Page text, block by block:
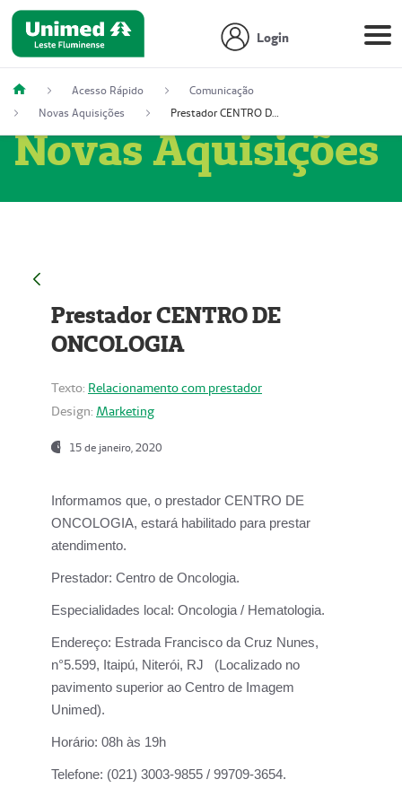
Login
Acesso Rápido
Comunicação
Novas Aquisições
Prestador CENTRO DE ONCOLOGIA
Novas Aquisições
Prestador CENTRO DE
ONCOLOGIA
Texto: Relacionamento com prestador
Design: Marketing
15 de janeiro, 2020
Informamos que, o prestador CENTRO DE
ONCOLOGIA, estará habilitado para prestar
atendimento.
Prestador: Centro de Oncologia.
Especialidades local: Oncologia / Hematologia.
Endereço: Estrada Francisco da Cruz Nunes,
n°5.599, Itaipú, Niterói, RJ (Localizado no
pavimento superior ao Centro de Imagem
Unimed).
Horário: 08h às 19h
Telefone: (021) 3003-9855 / 99709-3654.